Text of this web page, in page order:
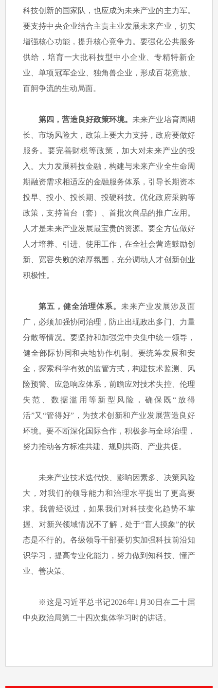
科技创新的国家队，也应成为未来产业的主力军。
要支持中央企业结合主责主业发展未来产业，切实
增强核心功能，提升核心竞争力。要强化公共服务
供给，培育一大批科技型中小企业、专精特新企
业、单项冠军企业、独角兽企业，形成百花竞放、
百舸争流的生动局面。
第四，营造良好政策环境。 未来产业培育周期
长、市场风险大，政策上要大力支持，政府要做好
服务。要完善财税等政策，加大对未来产业的投
入。大力发展科技金融，构建与未来产业全生命周
期融资需求相适应的金融服务体系，引导长期资本
投早、投小、投长期、投硬科技。优化政府采购等
政策，支持首台（套）、首批次商品的推广应用。
人才是未来产业发展最宝贵的资源。要全方位做好
人才培养、引进、使用工作，在全社会营造鼓励创
新、宽容失败的浓厚氛围，充分调动人才创新创业
积极性。
第五，健全治理体系。 未来产业发展涉及面
广，必须加强协同治理，防止出现政出多门、力量
分散等情况。要坚持和加强党中央集中统一领导，
健全部际协同和央地协作机制。要统筹发展和安
全，探索科学有效的监管方式，构建技术监测、风
险预警、应急响应体系，前瞻应对技术失控、伦理
失范、数据滥用等新型风险，确保既“放得
活”又“管得好”，为技术创新和产业发展营造良好
环境。要不断深化国际合作，积极参与全球治理，
努力推动各方标准共建、规则共商、产业共促。
未来产业技术迭代快、影响因素多、决策风险
大，对我们的领导能力和治理水平提出了更高要
求。我曾经说过，如果我们对科技变化趋势不掌
握、对新兴领域情况不了解，处于“盲人摸象”的状
态是不行的。各级领导干部要切实加强科技前沿知
识学习，提高专业化能力，努力做到知科技、懂产
业、善决策。
※这是习近平总书记2026年1月30日在二十届
中央政治局第二十四次集体学习时的讲话。